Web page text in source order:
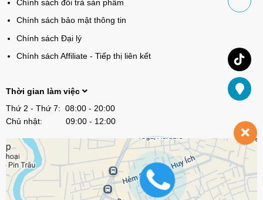
Chính sách đổi trả sản phẩm
Chính sách bảo mật thông tin
Chính sách Đại lý
Chính sách Affiliate - Tiếp thị liên kết
Thời gian làm việc
Thứ 2 - Thứ 7: 08:00 - 20:00
Chủ nhật: 09:00 - 12:00